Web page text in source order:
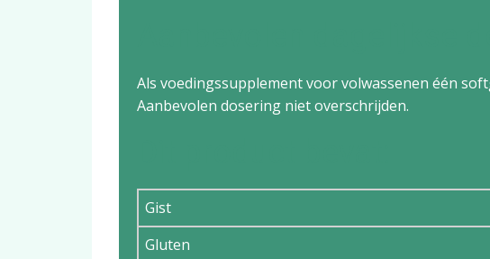
Als voedingssupplement voor volwassenen één
Aanbevolen dosering niet overschrijden.
Gist
Gluten